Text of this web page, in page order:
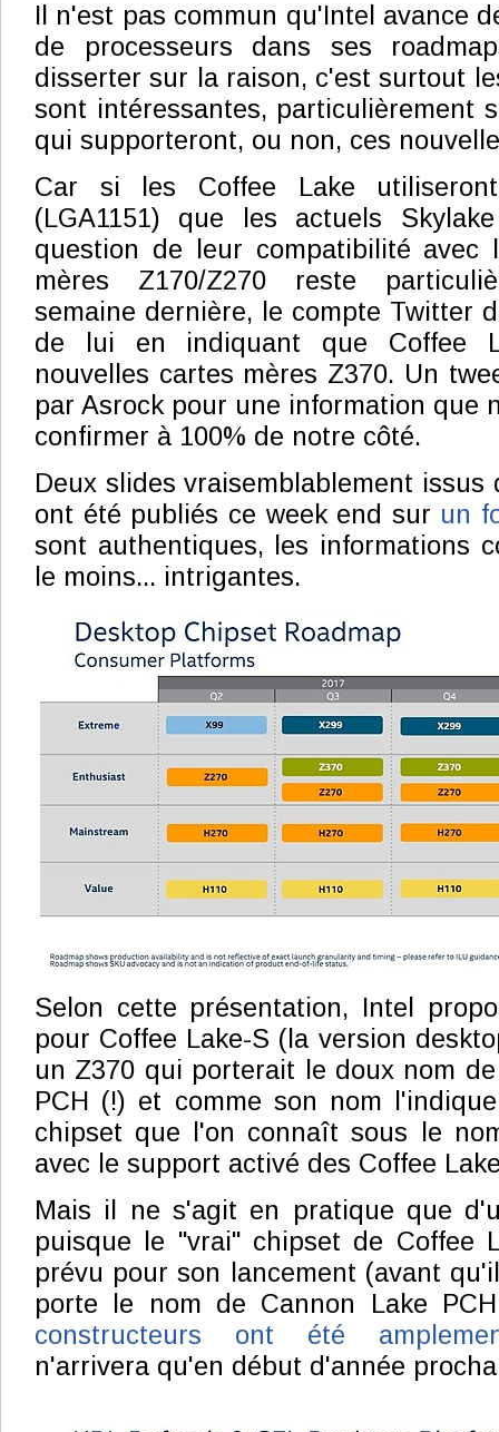
Il n'est pas commun qu'Intel avance
de processeurs dans ses
disserter sur la raison, c'est surtout
sont intéressantes, particulièrement
qui supporteront, ou non, ces
Car si les Coffee Lake
(LGA1151) que les actuels
question de leur compatibilité avec
mères Z170/Z270 reste
semaine dernière, le compte Twitter
de lui en indiquant que Coffee
nouvelles cartes mères Z370. Un
par Asrock pour une information que
confirmer à 100% de notre côté.
Deux slides vraisemblablement issus
ont été publiés ce week end sur un
sont authentiques, les informations
le moins... intrigantes.
Selon cette présentation, Intel
pour Coffee Lake-S (la version
un Z370 qui porterait le doux nom
PCH (!) et comme son nom
chipset que l'on connaît sous le
avec le support activé des Coffee
Mais il ne s'agit en pratique que
puisque le "vrai" chipset de Coffee
prévu pour son lancement (avant
porte le nom de Cannon Lake
constructeurs ont été
n'arrivera qu'en début d'année